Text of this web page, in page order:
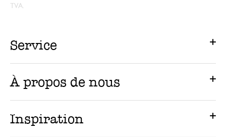
TVA.
Service
À propos de nous
Inspiration